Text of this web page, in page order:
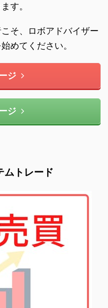
す。
そ、ロボアドバイザー
めてください。
ジ
ジ
ムトレード